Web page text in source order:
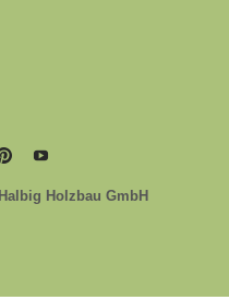
EYRICH-
Holzbau GmbH